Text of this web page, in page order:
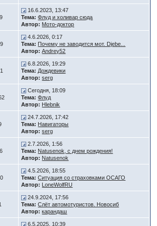
16.6.2023, 13:47
Тема: Флуд и холивар сюда
Автор: Мото-доктор
4.6.2026, 0:17
Тема: Почему не заводится мот. Djebe...
Автор: Andrey52
6.8.2026, 19:29
Тема: Дождевики
Автор: serg
Сегодня, 18:09
Тема: Флуд
Автор: Hlebnik
24.7.2026, 17:42
Тема: Навигаторы
Автор: serg
2.7.2026, 1:56
Тема: Natusenok, с днем рождения!
Автор: Natusenok
4.5.2026, 18:55
Тема: Ситуация со страховками ОСАГО
Автор: LoneWolfRU
24.9.2024, 17:56
Тема: Слёт автомотуристов. Новосиб
Автор: карандаш
6.5.2025, 10:39